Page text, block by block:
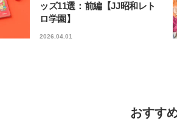
ッズ11選：前編【JJ昭和レト
ロ学園】
2026.04.01
おすす